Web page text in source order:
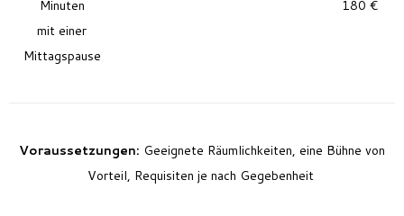
Minuten
mit einer
Mittagspause
180 €
Voraussetzungen: Geeignete Räumlichkeiten, eine Bühne von
Vorteil, Requisiten je nach Gegebenheit